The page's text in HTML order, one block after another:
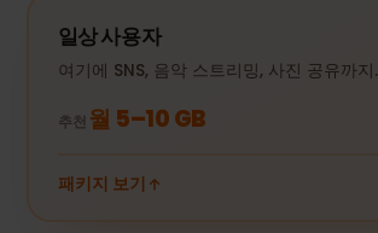
일상 사용자
여기에 SNS, 음악 스트리밍, 사진 공유까지.
추천 월 5–10 GB
패키지 보기